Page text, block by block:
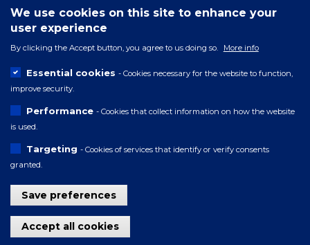
We use cookies on this site to enhance your
user experience
By clicking the Accept button, you agree to us doing so. More info
Essential cookies - Cookies necessary for the website to function,
improve security.
Performance - Cookies that collect information on how the website
is used.
Targeting - Cookies of services that identify or verify consents
granted.
Save preferences
Accept all cookies